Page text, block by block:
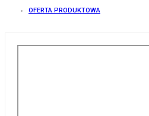
OFERTA PRODUKTOWA